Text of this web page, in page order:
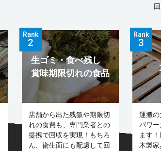
Rank
生ゴミ・食べ残し
賞味期限切れの食品
店舗から出た残飯や期限切
れの食費も、専門業者との
提携で回収を実現！もちろ
ん、衛生面にも配慮して回
Rank
運搬の
パワー
ます
木製